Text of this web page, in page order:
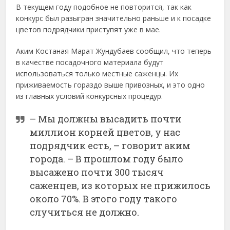
В текущем году подобное не повторится, так как
конкурс был разыгран значительно раньше и к посадке
цветов подрядчики приступят уже в мае.
Аким Костаная Марат Жундубаев сообщил, что теперь
в качестве посадочного материала будут
использоваться только местные саженцы. Их
приживаемость гораздо выше привозных, и это одно
из главных условий конкурсных процедур.
– Мы должны высадить почти
миллион корней цветов, у нас
подрядчик есть, – говорит аким
города. – В прошлом году было
высажено почти 300 тысяч
саженцев, из которых не прижилось
около 70%. В этого году такого
случиться не должно.